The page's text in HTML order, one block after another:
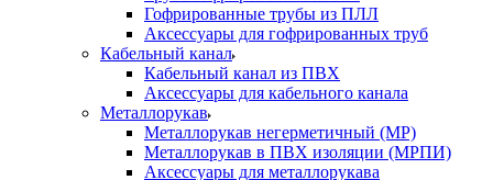
Гофрированные трубы из ПЛЛ
Аксессуары для гофрированных труб
Кабельный канал
Кабельный канал из ПВХ
Аксессуары для кабельного канала
Металлорукав
Металлорукав негерметичный (МР)
Металлорукав в ПВХ изоляции (МРПИ)
Аксессуары для металлорукава